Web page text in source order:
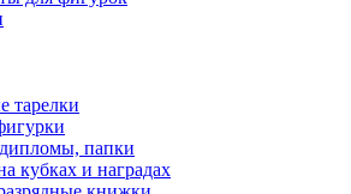
тарелки
папки
кубках и наградах